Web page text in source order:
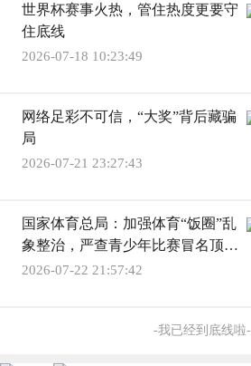
世界杯赛事火热，管住热度更要守
住底线
2026-07-18 10:23:49
网络足彩不可信，“大奖”背后藏骗
局
2026-07-21 23:27:43
国家体育总局：加强体育“饭圈”乱
象整治，严查青少年比赛冒名顶替
年龄造假
2026-07-22 21:57:42
-我已经到底线啦-